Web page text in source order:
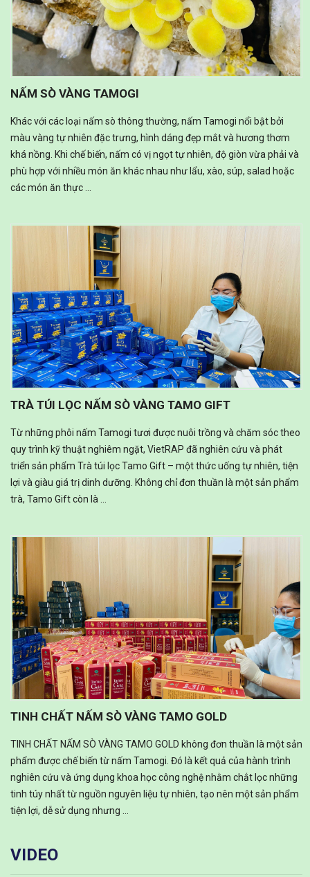
NẤM SÒ VÀNG TAMOGI
Khác với các loại nấm sò thông thường, nấm Tamogi nổi bật bởi
màu vàng tự nhiên đặc trưng, hình dáng đẹp mắt và hương thơm
khá nồng. Khi chế biến, nấm có vị ngọt tự nhiên, độ giòn vừa phải và
phù hợp với nhiều món ăn khác nhau như lẩu, xào, súp, salad hoặc
các món ăn thực ...
TRÀ TÚI LỌC NẤM SÒ VÀNG TAMO GIFT
Từ những phôi nấm Tamogi tươi được nuôi trồng và chăm sóc theo
quy trình kỹ thuật nghiêm ngặt, VietRAP đã nghiên cứu và phát
triển sản phẩm Trà túi lọc Tamo Gift – một thức uống tự nhiên, tiện
lợi và giàu giá trị dinh dưỡng. Không chỉ đơn thuần là một sản phẩm
trà, Tamo Gift còn là ...
TINH CHẤT NẤM SÒ VÀNG TAMO GOLD
TINH CHẤT NẤM SÒ VÀNG TAMO GOLD không đơn thuần là một sản
phẩm được chế biến từ nấm Tamogi. Đó là kết quả của hành trình
nghiên cứu và ứng dụng khoa học công nghệ nhằm chắt lọc những
tinh túy nhất từ nguồn nguyên liệu tự nhiên, tạo nên một sản phẩm
tiện lợi, dễ sử dụng nhưng ...
VIDEO